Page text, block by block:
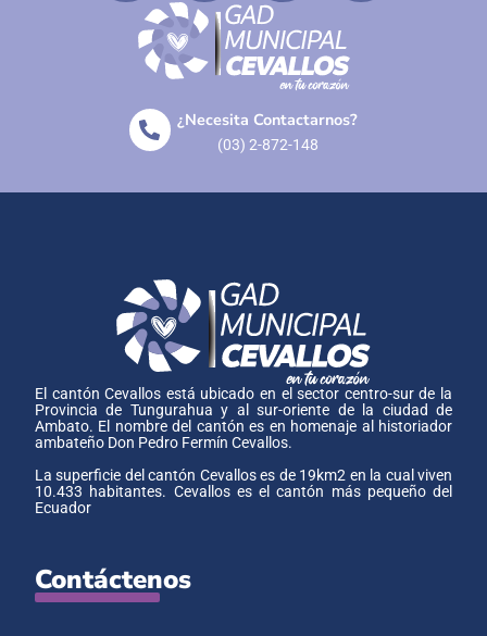
¿Necesita Contactarnos?
(03) 2-872-148
El cantón Cevallos está ubicado en el sector centro-sur de la
Provincia de Tungurahua y al sur-oriente de la ciudad de
Ambato. El nombre del cantón es en homenaje al historiador
ambateño Don Pedro Fermín Cevallos.
La superficie del cantón Cevallos es de 19km2 en la cual viven
10.433 habitantes. Cevallos es el cantón más pequeño del
Ecuador
Contáctenos